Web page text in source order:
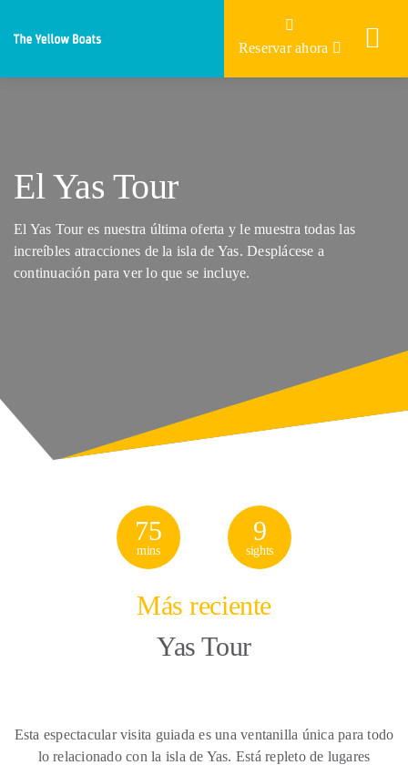
Reservar ahora
El Yas Tour
El Yas Tour es nuestra última oferta y le muestra todas las
increíbles atracciones de la isla de Yas. Desplácese a
continuación para ver lo que se incluye.
75
mins
9
sights
Más reciente
Yas Tour
Esta espectacular visita guiada es una ventanilla única para todo
lo relacionado con la isla de Yas. Está repleto de lugares